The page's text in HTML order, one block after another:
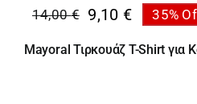
14,00€
Original
price
was:
9,10 €
Η
τρέχουσα
τιμή
35%
Mayoral Τιρκουάζ T-Shirt για